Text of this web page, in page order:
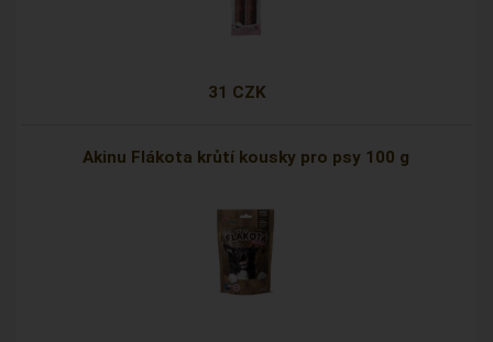
31 CZK
Akinu Flákota krůtí kousky pro psy 100 g